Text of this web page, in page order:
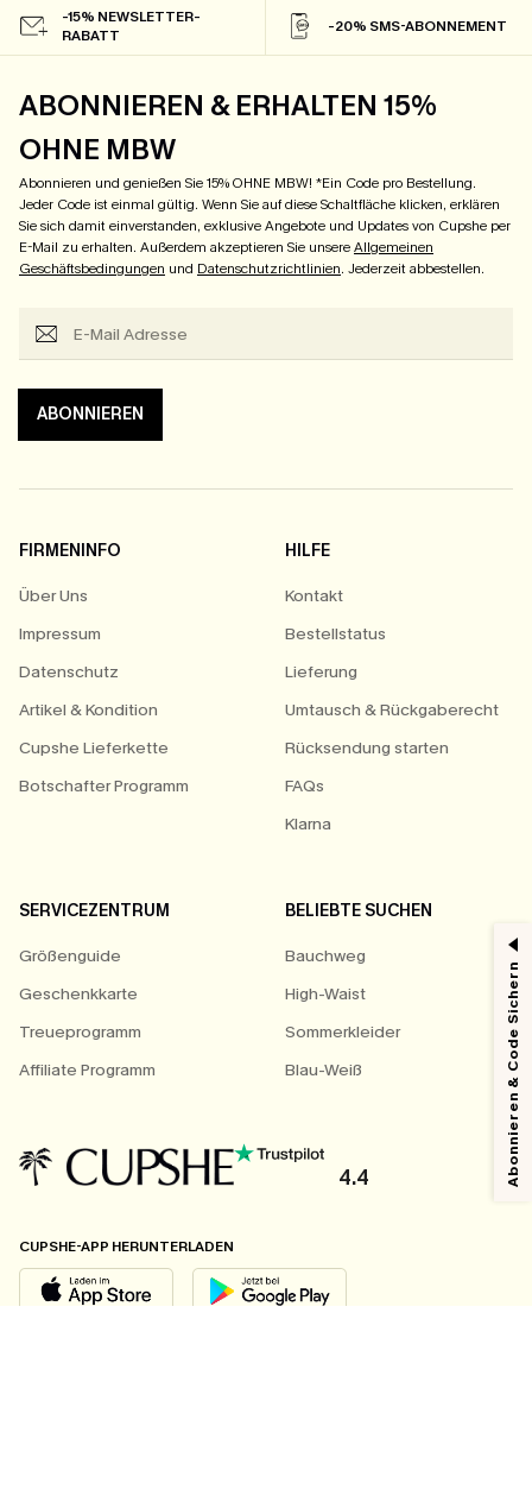
-15% NEWSLETTER-
RABATT
-20% SMS-ABONNEMENT
ABONNIEREN & ERHALTEN 15%
OHNE MBW
Abonnieren und genießen Sie 15% OHNE MBW! *Ein Code pro Bestellung.
Jeder Code ist einmal gültig. Wenn Sie auf diese Schaltfläche klicken, erklären
Sie sich damit einverstanden, exklusive Angebote und Updates von Cupshe per
E-Mail zu erhalten. Außerdem akzeptieren Sie unsereAllgemeinen
Geschäftsbedingungen und Datenschutzrichtlinien. Jederzeit abbestellen.
ABONNIEREN
FIRMENINFO
Über Uns
Impressum
Datenschutz
Artikel & Kondition
Cupshe Lieferkette
Botschafter Programm
HILFE
Kontakt
Bestellstatus
Lieferung
Umtausch & Rückgaberecht
Rücksendung starten
FAQs
Klarna
SERVICEZENTRUM
Größenguide
Geschenkkarte
Treueprogramm
Affiliate Programm
BELIEBTE SUCHEN
Bauchweg
High-Waist
Sommerkleider
Blau-Weiß
4.4
CUPSHE-APP HERUNTERLADEN
Abonnieren & Code Sichern